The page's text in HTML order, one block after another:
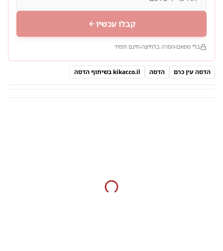
קבלו עכשיו
בלי ספאם הסרה בלחיצה חינם תמיד
הדסה עין כרם הדסה kikar.co.il בשיתוף הדסה